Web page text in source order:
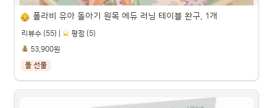
폴라비 유아 돌아기 원목 에듀 러닝 테이블 완구, 1개
리뷰수 (55) |
️ 평점 (5)
53,900원
돌 선물